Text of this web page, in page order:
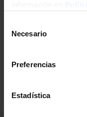
Necesario
Preferencias
Estadística